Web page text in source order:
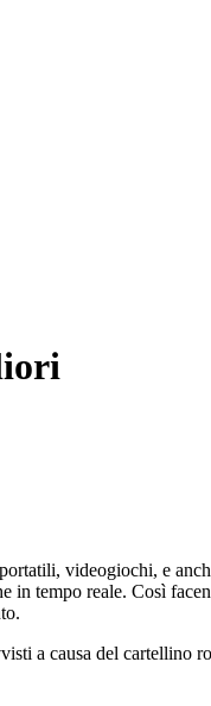
videogiochi, e
in tempo reale. Così
a causa del cartellino